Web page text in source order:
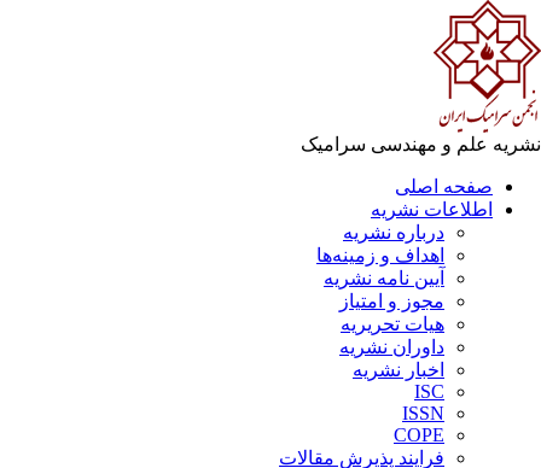
علم و مهندسی سرامیک
صفحه اصلی
اطلاعات نشریه
درباره نشریه
اهداف و زمینه‌ها
آیین نامه نشریه
مجوز و امتیاز
هیات تحریریه
داوران نشریه
اخبار نشریه
ISC
ISSN
COPE
فرایند پذیرش مقالات